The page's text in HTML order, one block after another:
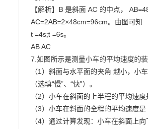
【解析】B 是斜面 AC 的中点，
AC=2AB=2×48cm=96cm。由图可知
t =4s;t =6s。
AB AC
7.如图所示是测量小车的平均速度的装
（1）斜面与水平面的夹角 越小，小
（选填“慢”、“快”）。
（2）小车在斜面的上半程的平均速度
（3）小车在斜面的全程的平均速度是
（4）通过计算发现：小车在斜面上